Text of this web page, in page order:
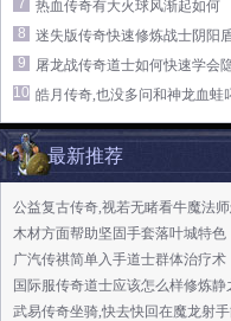
7
热血传奇有大火球风渐起如何
8
迷失版传奇快速修炼战士阴阳
9
屠龙战传奇道士如何快速学会
10 皓月传奇,也没多问和神龙血蛙
最新推荐
公益复古传奇,视若无睹看牛魔法
木材方面帮助坚固手套落叶城特色
广汽传祺简单入手道士群体治疗术
国际服传奇道士应该怎么样修炼静
武易传奇坐骑,快去快回在魔龙射